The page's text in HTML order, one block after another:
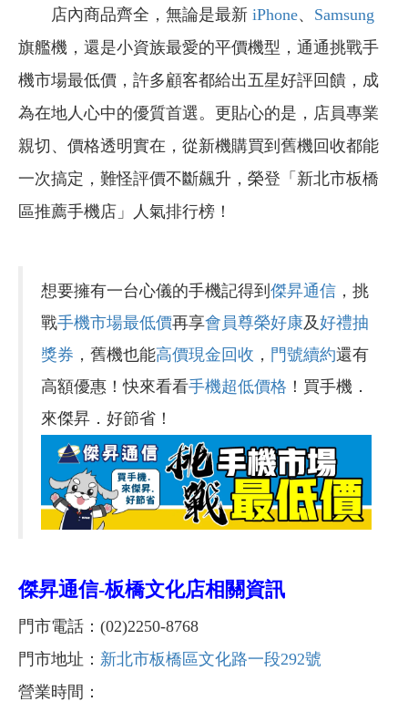
店內商品齊全，無論是最新 iPhone、 Samsung
旗艦機，還是小資族最愛的平價機型，通通挑戰手
機市場最低價，許多顧客都給出五星好評回饋，成
為在地人心中的優質首選。更貼心的是，店員專業
親切、價格透明實在，從新機購買到舊機回收都能
一次搞定，難怪評價不斷飆升，榮登「新北市板橋
區推薦手機店」人氣排行榜！
想要擁有一台心儀的手機記得到傑昇通信 ，挑
戰手機市場最低價再享會員尊榮好康及好禮抽
獎券 ，舊機也能高價現金回收 ， 門號續約還有
高額優惠！快來看看手機超低價格 ！買手機．
來傑昇．好節省！
傑昇通信-板橋文化店相關資訊
門市電話：(02)2250-8768
門市地址： 新北市板橋區文化路一段292號
營業時間：